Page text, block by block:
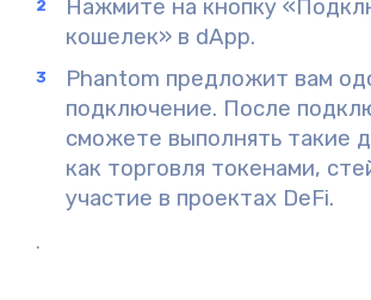
Нажмите на кнопку
кошелек» в dApp.
Phantom предложит вам
подключение. После
сможете выполнять такие
как торговля токенами,
участие в проектах DeFi.
.